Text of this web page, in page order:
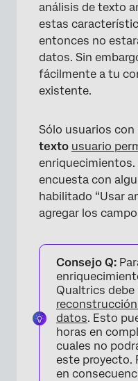
análisis de texto
estas
entonces no
datos. Sin
fácilmente a tu
existente.
Sólo usuarios con
texto usuario
enriquecimientos.
encuesta con
habilitado “Usar
agregar los
Consejo Q:
Qualtrics debe
datos. Esto
horas en
cuales no
este proyecto.
en